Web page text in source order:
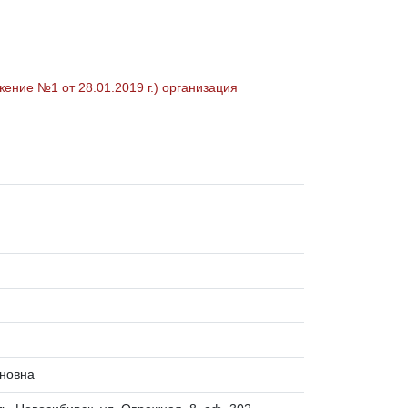
№1 от 28.01.2019 г.) организация